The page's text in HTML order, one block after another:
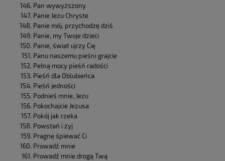
Pan wywyższony
Panie Jezu Chryste
Panie mój, przychodzę dziś
Panie, my Twoje dzieci
Panie, świat ujrzy Cię
Panu naszemu pieśni grajcie
Pełną mocy pieśń radości
Pieśń dla Oblubieńca
Pieśń jedności
Podnieś mnie, Jezu
Pokochajcie Jezusa
Pokój jak rzeka
Powstań i żyj
Pragnę śpiewać Ci
Prowadź mnie
Prowadź mnie drogą Twą